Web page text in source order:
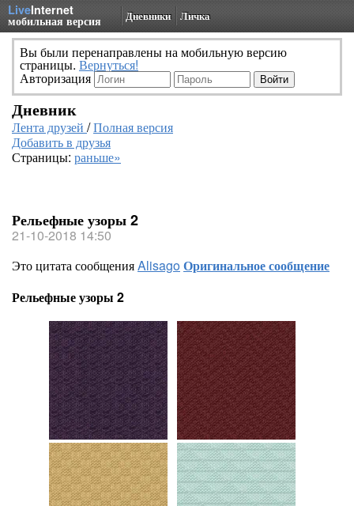
LiveInternet
мобильная версия Дневники Личка
Вы были перенаправлены на мобильную версию
страницы. Вернуться!
Авторизация
Дневник
Лента друзей /Полная версия
Добавить в друзья
Страницы: раньше»
Рельефные узоры 2
21-10-2018 14:50
Это цитата сообщенияAlisagoОригинальное сообщение
Рельефные узоры 2